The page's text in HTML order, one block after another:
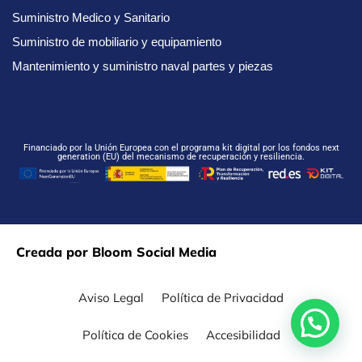
Suministro Medico y Sanitario
Suministro de mobiliario y equipamiento
Mantenimiento y suministro naval partes y piezas
Financiado por la Unión Europea con el programa kit digital por los fondos next
generation (EU) del mecanismo de recuperación y resiliencia.
Creada por Bloom Social Media
Aviso Legal Política de Privacidad
Política de Cookies Accesibilidad